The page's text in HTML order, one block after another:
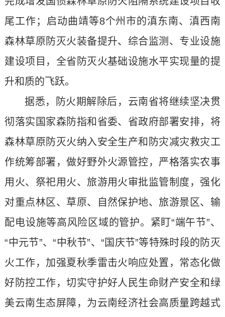
尾工作；启动曲靖等8个州市的滇东南、滇西南
森林草原防灭火装备提升、综合监测、专业设施
建设项目，全省防灭火基础设施水平实现量的提
升和质的飞跃。
据悉，防火期解除后，云南省将继续坚决贯
彻落实国家森防指和省委、省政府部署安排，将
森林草原防灭火纳入安全生产和防灾减灾救灾工
作统筹部署，做好野外火源管控，严格落实农事
用火、祭祀用火、旅游用火审批监管制度，强化
对重点林区、草原、自然保护地、旅游景区、输
配电设施等高风险区域的管护。紧盯“端午节”、
“中元节”、“中秋节”、“国庆节”等特殊时段的防灭
火工作，加强夏秋季雷击火响应处置，常态化做
好防控工作，切实守护好人民生命财产安全和绿
美云南生态屏障，为云南经济社会高质量跨越式